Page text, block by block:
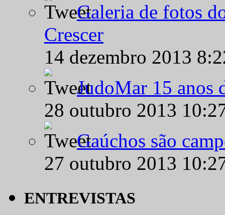
Galeria de fotos
Crescer
14 dezembro 2013
JudoMar 15 anos
28 outubro 2013
Gaúchos são
27 outubro 2013
ENTREVISTAS